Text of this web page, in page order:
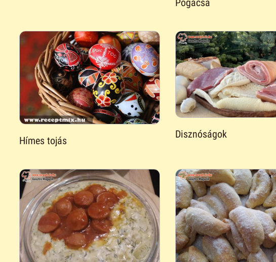
Hímes tojás
Disznóságok